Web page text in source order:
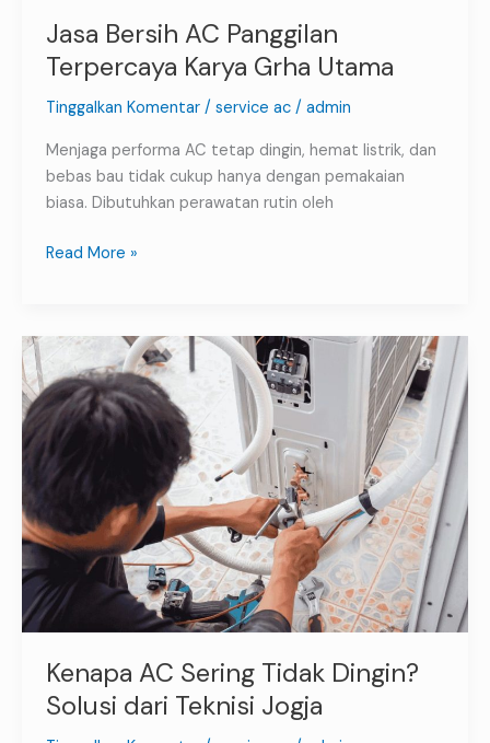
Jasa Bersih AC Panggilan
Terpercaya Karya Grha Utama
Tinggalkan Komentar / service ac/ admin
Menjaga performa AC tetap dingin, hemat listrik, dan
bebas bau tidak cukup hanya dengan pemakaian
biasa. Dibutuhkan perawatan rutin oleh
AC
Panggilan
Terpercaya
Karya
Utama
Read More »
Kenapa AC Sering Tidak Dingin?
Solusi dari Teknisi Jogja
Kenapa
AC
Sering
Tidak
Dingin?
Solusi
Teknisi
Jogja